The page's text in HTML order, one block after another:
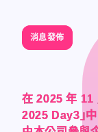
在 2025 年 11
2025 Day3」中
在 2025 年 11
2025 Day3」中
消息發佈
在 2025 年 11
2025 Day3」中
消息發佈
在 2025 年 11
2025 Day3」中